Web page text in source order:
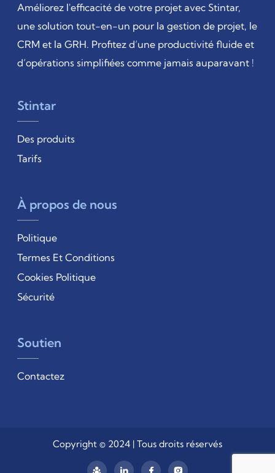
Améliorez l'efficacité de votre projet avec Stintar,
une solution tout-en-un pour la gestion de projet, le
CRM et la GRH. Profitez d’une productivité fluide et
d’opérations simplifiées comme jamais auparavant !
Stintar
Des produits
Tarifs
À propos de nous
Politique
Termes Et Conditions
Cookies Politique
Sécurité
Soutien
Contactez
Copyright © 2024 | Tous droits réservés